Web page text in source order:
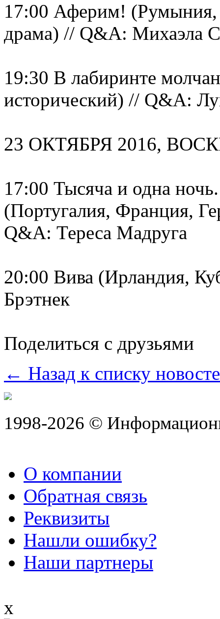
17:00 Аферим! (Румыния,
драма) // Q&A: Михаэла
19:30 В лабиринте
исторический) // Q&A:
23 ОКТЯБРЯ 2016,
17:00 Тысяча и одна
(Португалия, Франция,
Q&A: Тереса Мадруга
20:00 Вива (Ирландия,
Брэтнек
Поделиться с друзьями
← Назад к списку
1998-2026 ©
О компании
Обратная связь
Реквизиты
Нашли ошибку?
Наши партнеры
x